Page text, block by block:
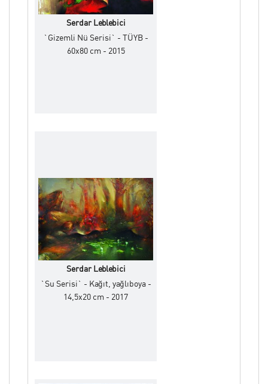
Serdar Leblebici
`Gizemli Nü Serisi` - TÜYB -
60x80 cm - 2015
Serdar Leblebici
`Su Serisi` - Kağıt, yağlıboya -
14,5x20 cm - 2017